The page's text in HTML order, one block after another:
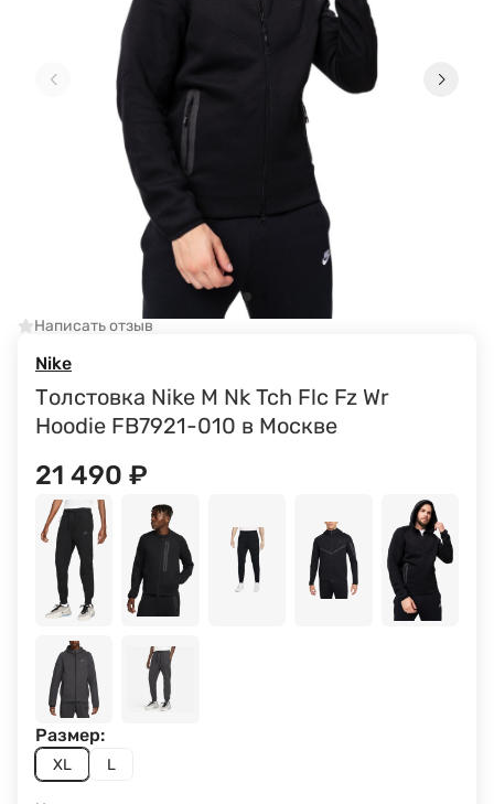
Написать отзыв
Nike
Толстовка Nike M Nk Tch Flc Fz Wr
Hoodie FB7921-010 в Москве
21 490 ₽
XL L
Размер: